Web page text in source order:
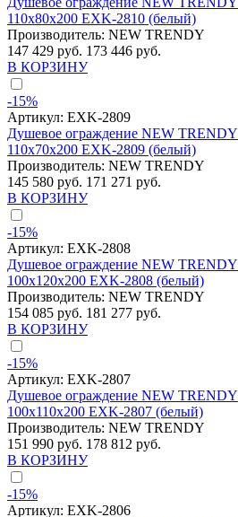
110x80x200 EXK-2810 (белый)
Производитель: NEW TRENDY
147 429 руб. 173 446 руб.
В КОРЗИНУ
-15%
Артикул: EXK-2809
Душевое ограждение NEW
110x70x200 EXK-2809 (белый)
Производитель: NEW TRENDY
145 580 руб. 171 271 руб.
В КОРЗИНУ
-15%
Артикул: EXK-2808
Душевое ограждение NEW
100x120x200 EXK-2808 (белый)
Производитель: NEW TRENDY
154 085 руб. 181 277 руб.
В КОРЗИНУ
-15%
Артикул: EXK-2807
Душевое ограждение NEW
100x110x200 EXK-2807 (белый)
Производитель: NEW TRENDY
151 990 руб. 178 812 руб.
В КОРЗИНУ
-15%
Артикул: EXK-2806